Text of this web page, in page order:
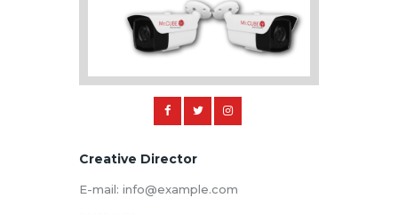
Creative Director
E-mail: info@example.com